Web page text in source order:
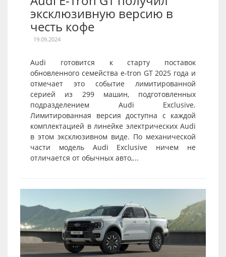
эксклюзивную версию в
честь кофе
19.09.2024
Audi готовится к старту поставок
обновленного семейства e-tron GT 2025 года и
отмечает это событие лимитированной
серией из 299 машин, подготовленных
подразделением Audi Exclusive.
Лимитированная версия доступна с каждой
комплектацией в линейке электрических Audi
в этом эксклюзивном виде. По механической
части модель Audi Exclusive ничем не
отличается от обычных авто,...